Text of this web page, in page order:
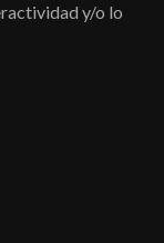
y/o lo